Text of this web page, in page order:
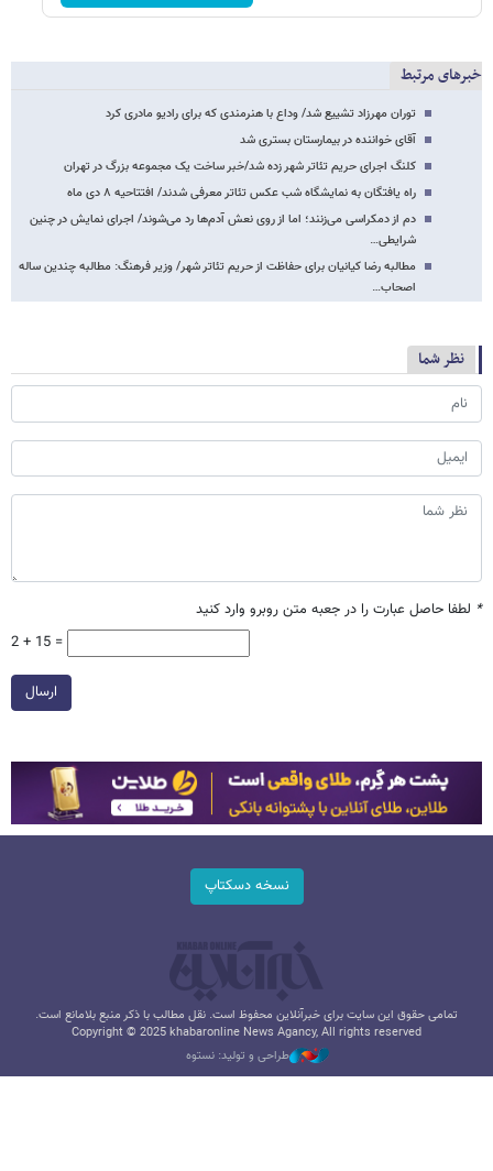
خبرهای مرتبط
توران مهرزاد تشییع شد/ وداع با هنرمندی که برای رادیو مادری کرد
آقای خواننده در بیمارستان بستری شد
کلنگ اجرای حریم تئاتر شهر زده شد/خبر ساخت یک مجموعه بزرگ در تهران
راه یافتگان به نمایشگاه شب عکس تئاتر معرفی شدند/ افتتاحیه ۸ دی ماه
دم از دمکراسی می‌زنند؛ اما از روی نعش آدم‌ها رد می‌شوند/ اجرای نمایش در چنین
شرایطی…
مطالبه رضا کیانیان برای حفاظت از حریم تئاتر شهر/ وزیر فرهنگ: مطالبه چندین ساله
اصحاب…
نظر شما
* لطفا حاصل عبارت را در جعبه متن روبرو وارد کنید
2 + 15 =
ارسال
نسخه دسکتاپ
تمامی حقوق این سایت برای خبرآنلاین محفوظ است. نقل مطالب با ذکر منبع بلامانع است.
Copyright © 2025 khabaronline News Agancy, All rights reserved
طراحی و تولید: نستوه